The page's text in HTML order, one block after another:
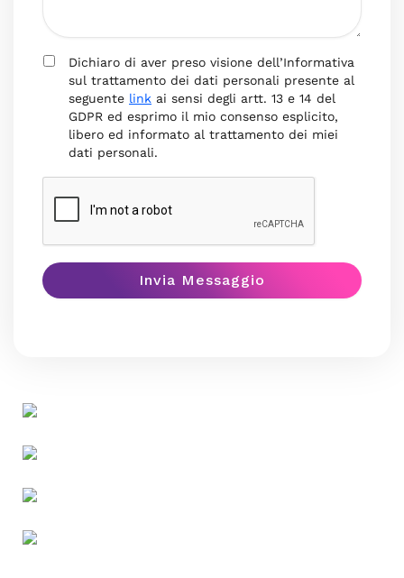
Dichiaro di aver preso visione dell’Informativa
sul trattamento dei dati personali presente al
seguente link ai sensi degli artt. 13 e 14 del
GDPR ed esprimo il mio consenso esplicito,
libero ed informato al trattamento dei miei
dati personali.